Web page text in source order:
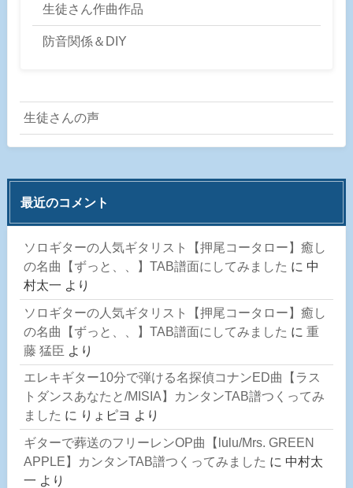
生徒さん作曲作品
防音関係＆DIY
生徒さんの声
最近のコメント
ソロギターの人気ギタリスト【押尾コータロー】癒し
の名曲【ずっと、、】TAB譜面にしてみました に 中
村太一 より
ソロギターの人気ギタリスト【押尾コータロー】癒し
の名曲【ずっと、、】TAB譜面にしてみました に 重
藤 猛臣 より
エレキギター10分で弾ける名探偵コナンED曲【ラス
トダンスあなたと/MISIA】カンタンTAB譜つくってみ
ました に りょピヨ より
ギターで葬送のフリーレンOP曲【lulu/Mrs. GREEN
APPLE】カンタンTAB譜つくってみました に 中村太
一 より